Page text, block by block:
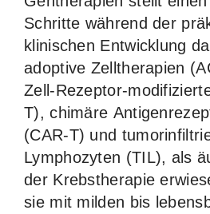
Schritte während der
klinischen Entwicklung
adoptive Zelltherapien
Zell-Rezeptor-
T), chimäre
(CAR-T) und
Lymphozyten (TIL), als
der Krebstherapie
sie mit milden bis